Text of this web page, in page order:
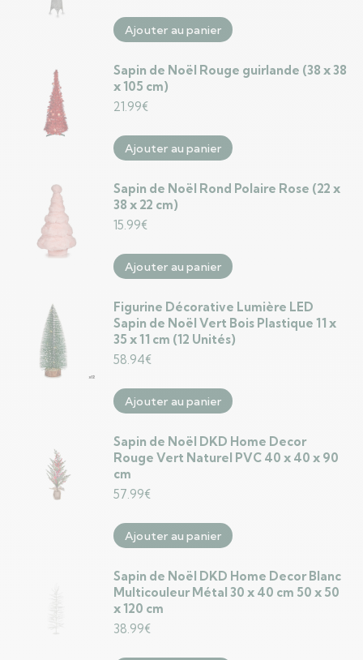
Ajouter au panier
Sapin de Noël Rouge guirlande (38 x 38
x 105 cm)
21.99€
Ajouter au panier
Sapin de Noël Rond Polaire Rose (22 x
38 x 22 cm)
15.99€
Ajouter au panier
Figurine Décorative Lumière LED
Sapin de Noël Vert Bois Plastique 11 x
35 x 11 cm (12 Unités)
58.94€
Ajouter au panier
Sapin de Noël DKD Home Decor
Rouge Vert Naturel PVC 40 x 40 x 90
cm
57.99€
Ajouter au panier
Sapin de Noël DKD Home Decor Blanc
Multicouleur Métal 30 x 40 cm 50 x 50
x 120 cm
38.99€